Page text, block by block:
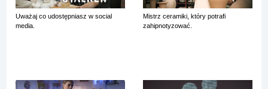
Uważaj co udostępniasz w social
media.
Mistrz ceramiki, który potrafi
zahipnotyzować.